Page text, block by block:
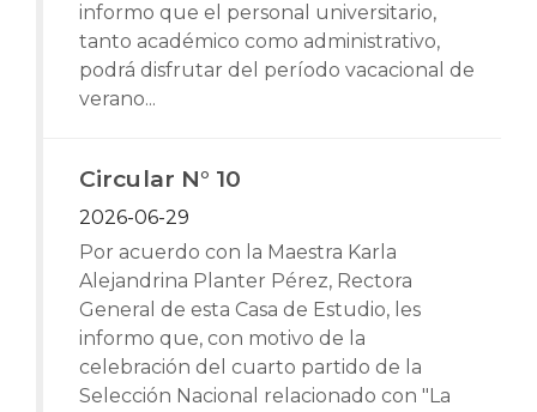
informo que el personal universitario,
tanto académico como administrativo,
podrá disfrutar del período vacacional de
verano...
Circular N° 10
2026-06-29
Por acuerdo con la Maestra Karla
Alejandrina Planter Pérez, Rectora
General de esta Casa de Estudio, les
informo que, con motivo de la
celebración del cuarto partido de la
Selección Nacional relacionado con "La